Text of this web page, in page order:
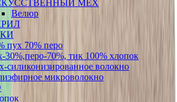
МЕХ
Велюр
пух 70% перо
30%,перо-70%, тик 100% хлопок
силиконизированное волокно
микроволокно